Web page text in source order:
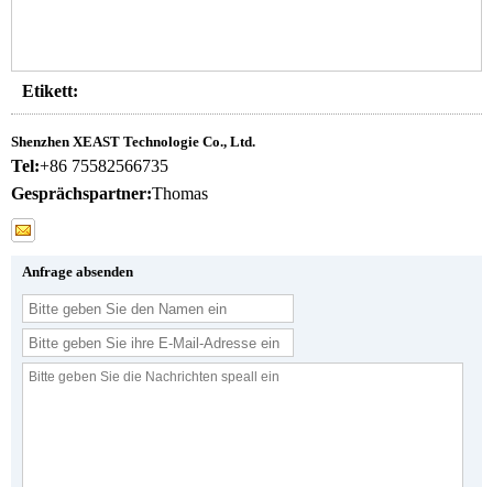
Etikett:
Shenzhen XEAST Technologie Co., Ltd.
Tel:+86 75582566735
Gesprächspartner:Thomas
Anfrage absenden